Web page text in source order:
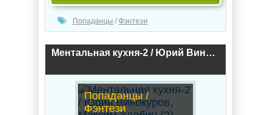
Попаданцы / Фэнтези
Ментальная кухня-2 / Юрий Винокуров, Максим Злобин (2)
Попаданцы /
Фэнтези